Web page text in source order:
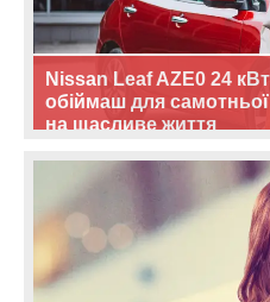
Nissan Leaf AZE0 24
обіймаш для
на щасливе життя